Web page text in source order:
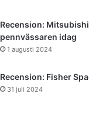
Recension:
pennvässaren idag
1 augusti 2024
Recension: Fisher
31 juli 2024